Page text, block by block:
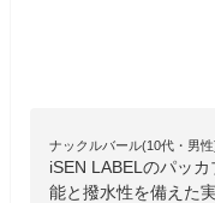
ナックルバール(10代・男性
iSEN LABELのパッ
能と撥水性を備えた